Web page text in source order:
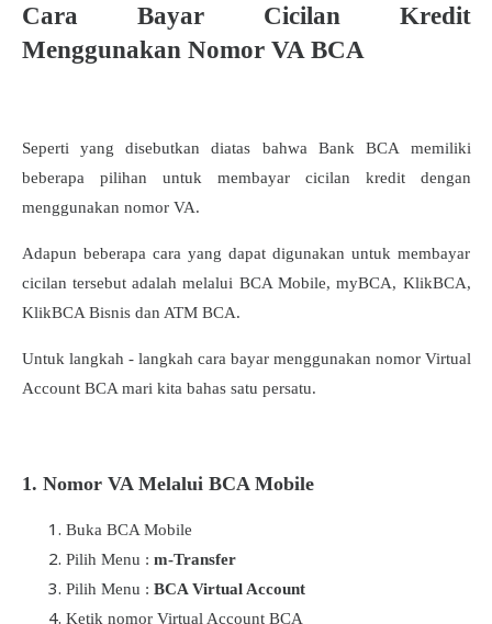
Cara Bayar Cicilan Kredit
Menggunakan Nomor VA BCA
Seperti yang disebutkan diatas bahwa Bank BCA memiliki
beberapa pilihan untuk membayar cicilan kredit dengan
menggunakan nomor VA.
Adapun beberapa cara yang dapat digunakan untuk membayar
cicilan tersebut adalah melalui BCA Mobile, myBCA, KlikBCA,
KlikBCA Bisnis dan ATM BCA.
Untuk langkah - langkah cara bayar menggunakan nomor Virtual
Account BCA mari kita bahas satu persatu.
1. Nomor VA Melalui BCA Mobile
Buka BCA Mobile
Pilih Menu : m-Transfer
Pilih Menu : BCA Virtual Account
Ketik nomor Virtual Account BCA